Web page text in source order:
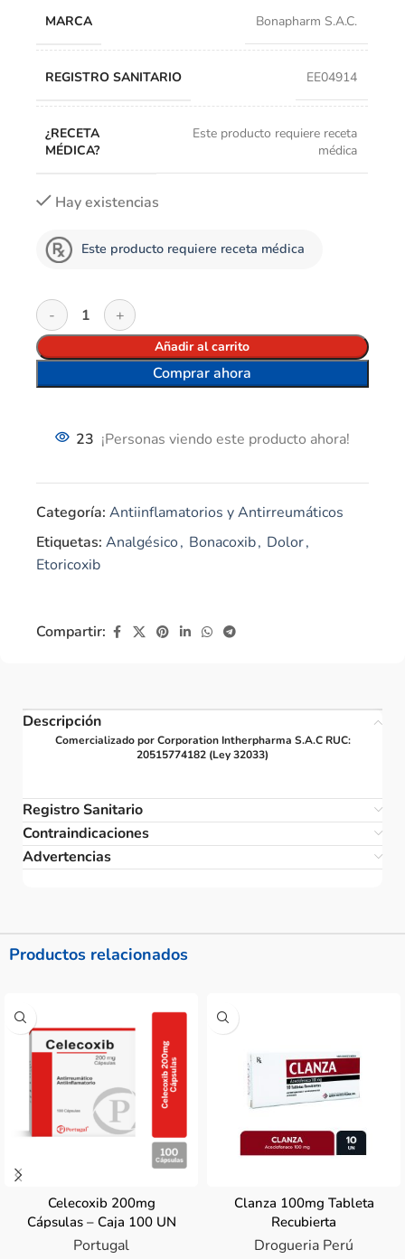
MARCA Bonapharm S.A.C.
REGISTRO SANITARIO EE04914
¿RECETA
MÉDICA?
Este producto requiere receta
médica
Hay existencias
Este producto requiere receta médica
Añadir al carrito
Comprar ahora
23 ¡Personas viendo este producto ahora!
Categoría: Antiinflamatorios y Antirreumáticos
Etiquetas: Analgésico, Bonacoxib, Dolor,
Etoricoxib
Compartir:
Descripción
Comercializado por Corporation Intherpharma S.A.C RUC:
20515774182 (Ley 32033)
Registro Sanitario
Contraindicaciones
Advertencias
Productos relacionados
Celecoxib 200mg
Cápsulas – Caja 100 UN
Portugal
Clanza 100mg Tableta
Recubierta
Drogueria Perú